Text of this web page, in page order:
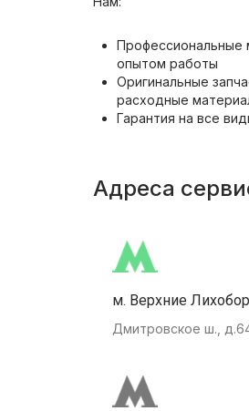
Профессиональные
опытом работы
Оригинальные
расходные
Гарантия на все
Адреса
м. Верхние
Дмитровское ш.,